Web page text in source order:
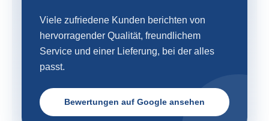
Viele zufriedene Kunden berichten von
hervorragender Qualität, freundlichem
Service und einer Lieferung, bei der alles
passt.
Bewertungen auf Google ansehen